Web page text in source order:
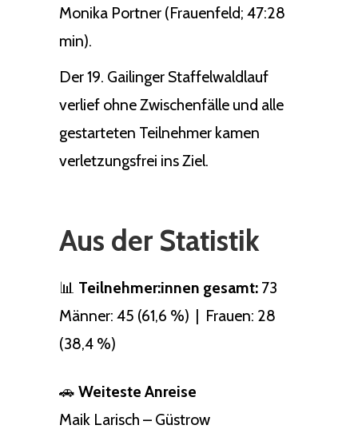
Monika Portner (Frauenfeld; 47:28
min).
Der 19. Gailinger Staffelwaldlauf
verlief ohne Zwischenfälle und alle
gestarteten Teilnehmer kamen
verletzungsfrei ins Ziel.
Aus der Statistik
📊 Teilnehmer:innen gesamt: 73
Männer: 45 (61,6 %) | Frauen: 28
(38,4 %)
🚗 Weiteste Anreise
Maik Larisch – Güstrow